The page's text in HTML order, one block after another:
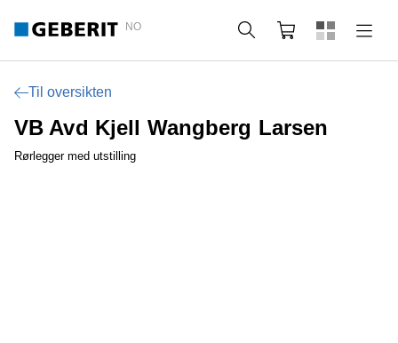
NO Søk Handlekurv
Til oversikten
VB Avd Kjell Wangberg Larsen
Rørlegger med utstilling